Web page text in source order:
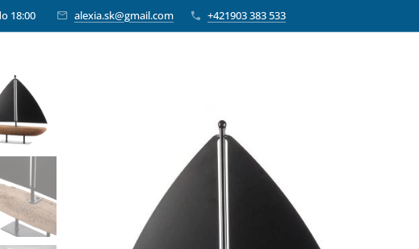
18:00 alexia.sk@gmail.com +421903 383 533